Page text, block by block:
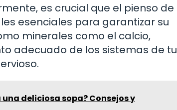
es crucial que el pienso de
esenciales para garantizar su
minerales como el calcio,
adecuado de los sistemas de tu
deliciosa sopa? Consejos y